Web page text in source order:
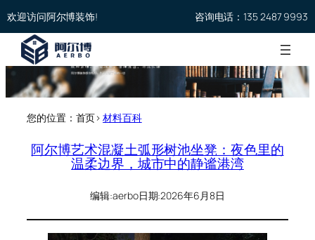
欢迎访问阿尔博装饰! 咨询电话：135 2487 9993
您的位置：首页>材料百科
阿尔博艺术混凝土弧形树池坐凳：夜色里的
温柔边界，城市中的静谧港湾
编辑:aerbo日期:2026年6月8日